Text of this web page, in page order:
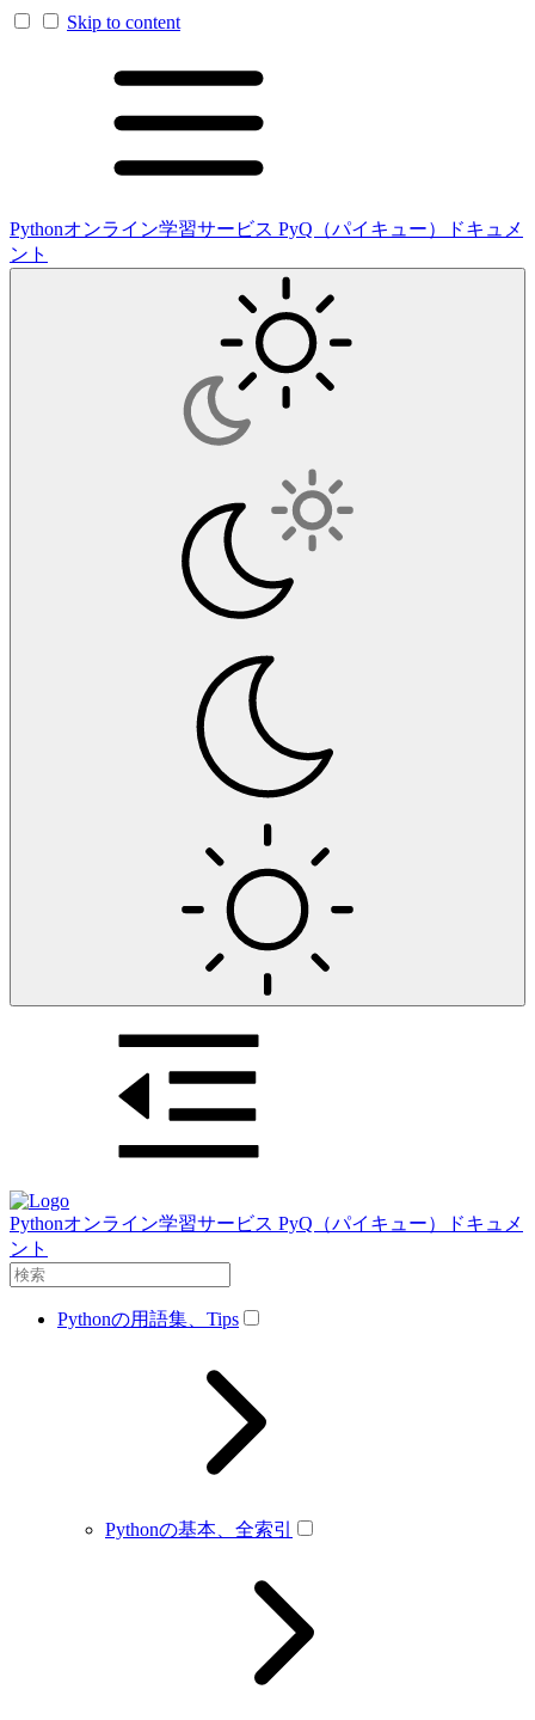
Skip to content
Pythonオンライン学習サービス PyQ（パイキュー）ドキュメ
ント
Pythonオンライン学習サービス PyQ（パイキュー）ドキュメ
ント
Pythonの用語集、Tips
Pythonの基本、全索引